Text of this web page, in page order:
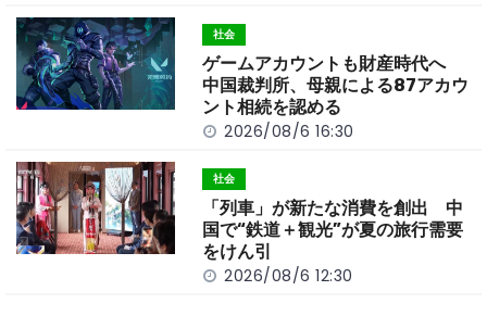
社会
ゲームアカウントも財産時代へ
中国裁判所、母親による87アカウ
ント相続を認める
2026/08/6 16:30
社会
「列車」が新たな消費を創出 中
国で“鉄道＋観光”が夏の旅行需要
をけん引
2026/08/6 12:30